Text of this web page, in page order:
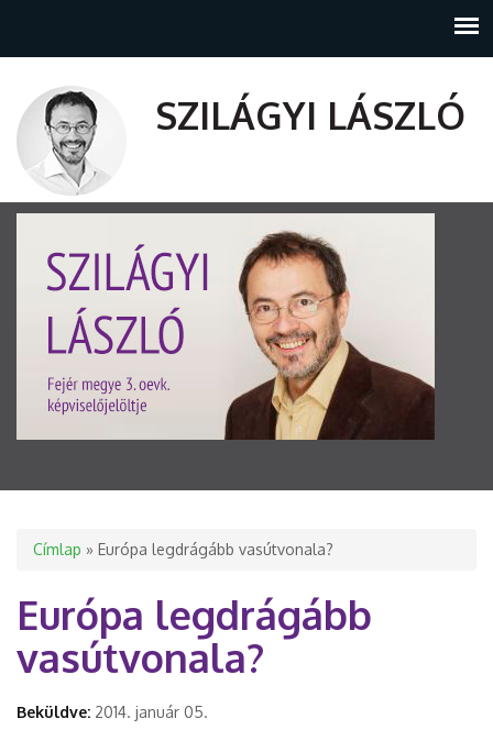
SZILÁGYI LÁSZLÓ
Jelenlegi hely
Címlap » Európa legdrágább vasútvonala?
Európa legdrágább
vasútvonala?
Beküldve: 2014. január 05.